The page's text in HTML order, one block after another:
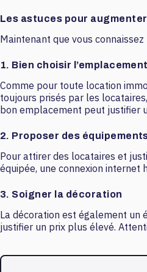
Les astuces pour
Maintenant que vous
1. Bien choisir l’emplacement
Comme pour toute location
toujours prisés par les
bon emplacement peut justifier
2. Proposer des
Pour attirer des locataires et
équipée, une connexion internet
3. Soigner la décoration
La décoration est également un
justifier un prix plus élevé.